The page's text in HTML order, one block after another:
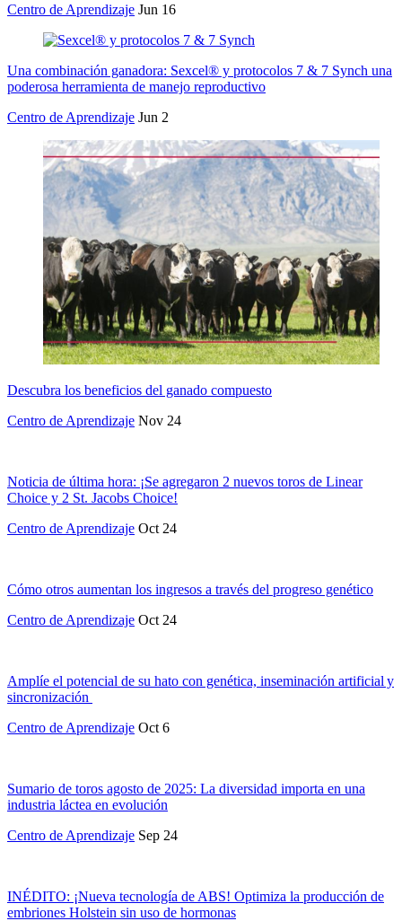
Centro de Aprendizaje Jun 16
Una combinación ganadora: Sexcel® y protocolos 7 & 7 Synch una
poderosa herramienta de manejo reproductivo
Centro de Aprendizaje Jun 2
Descubra los beneficios del ganado compuesto
Centro de Aprendizaje Nov 24
Noticia de última hora: ¡Se agregaron 2 nuevos toros de Linear
Choice y 2 St. Jacobs Choice!
Centro de Aprendizaje Oct 24
Cómo otros aumentan los ingresos a través del progreso genético
Centro de Aprendizaje Oct 24
Amplíe el potencial de su hato con genética, inseminación artificial y
sincronización
Centro de Aprendizaje Oct 6
Sumario de toros agosto de 2025: La diversidad importa en una
industria láctea en evolución
Centro de Aprendizaje Sep 24
INÉDITO: ¡Nueva tecnología de ABS! Optimiza la producción de
embriones Holstein sin uso de hormonas